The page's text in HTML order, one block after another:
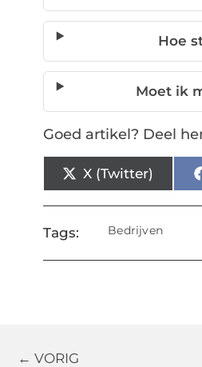
Hoe
Moet ik
Goed artikel? Deel
X (Twitter)
Tags: Bedrijven
← VORIG